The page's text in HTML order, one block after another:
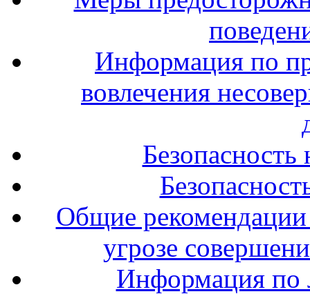
Информация по
вовлечения
Безопасность
Общие
угрозе
Информация по